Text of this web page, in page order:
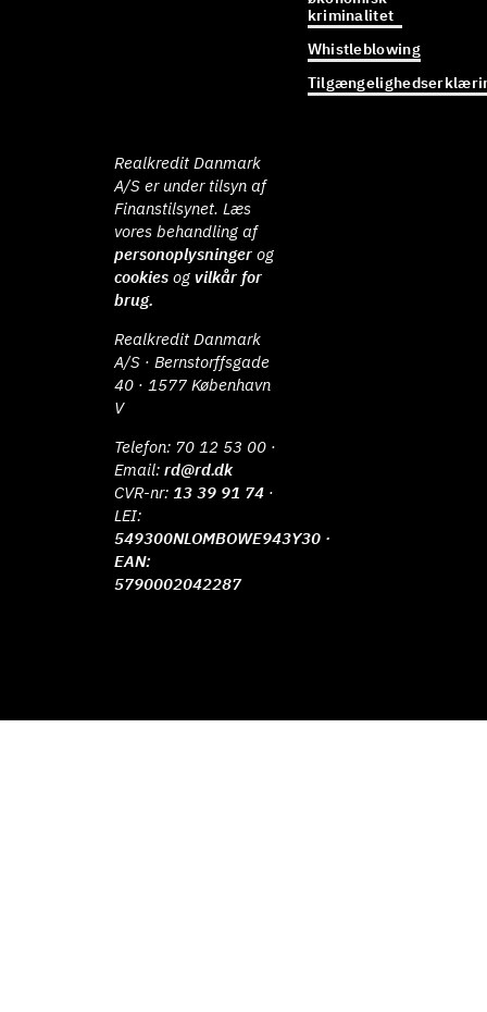
kriminalitet
Whistleblowing
Realkredit Danmark
A/S er under tilsyn af
Finanstilsynet. Læs
vores behandling af
personoplysninger og
cookies ogvilkår for
brug.
Realkredit Danmark
A/S · Bernstorffsgade
40 · 1577 København
V
Telefon: 70 12 53 00 ·
Email:rd@rd.dk
CVR-nr: 13 39 91 74 ·
LEI:
549300NLOMBOWE943Y30 ·
EAN:
5790002042287